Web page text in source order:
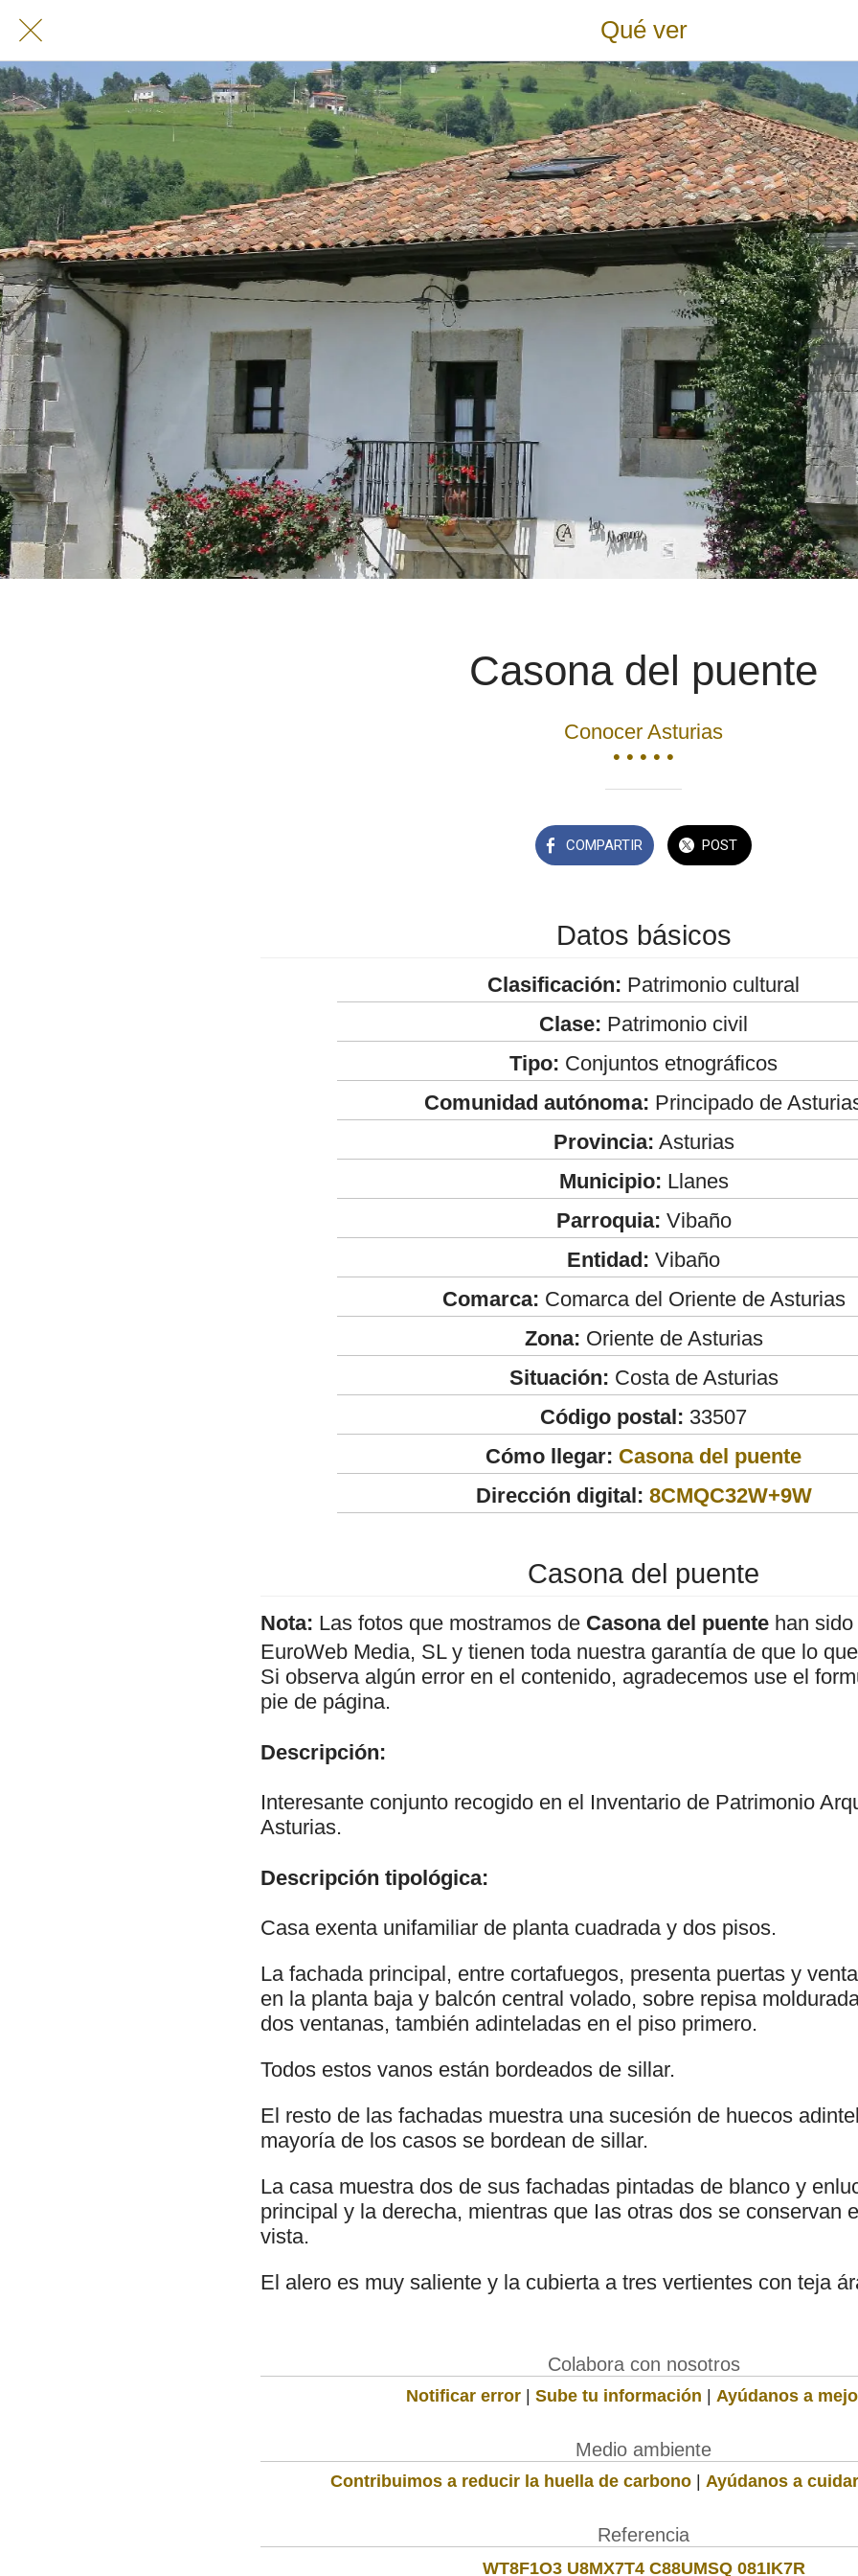
Qué ver
Casona del puente
Conocer Asturias
• • • • •
COMPARTIR POST
Datos básicos
Clasificación: Patrimonio cultural
Clase: Patrimonio civil
Tipo: Conjuntos etnográficos
Comunidad autónoma: Principado de
Provincia: Asturias
Municipio: Llanes
Parroquia: Vibaño
Entidad: Vibaño
Comarca: Comarca del Oriente de Asturias
Zona: Oriente de Asturias
Situación: Costa de Asturias
Código postal: 33507
Cómo llegar: Casona del puente
Dirección digital: 8CMQC32W+9W
Casona del puente
Nota: Las fotos que mostramos de Casona del puente han
EuroWeb Media, SL y tienen toda nuestra garantía de que lo
Si observa algún error en el contenido, agradecemos use el
pie de página.
Descripción:
Interesante conjunto recogido en el Inventario de Patrimonio
Asturias.
Descripción tipológica:
Casa exenta unifamiliar de planta cuadrada y dos pisos.
La fachada principal, entre cortafuegos, presenta puertas y
en la planta baja y balcón central volado, sobre repisa
dos ventanas, también adinteladas en el piso primero.
Todos estos vanos están bordeados de sillar.
El resto de las fachadas muestra una sucesión de huecos
mayoría de los casos se bordean de sillar.
La casa muestra dos de sus fachadas pintadas de blanco y
principal y la derecha, mientras que Ias otras dos se conservan
vista.
El alero es muy saliente y la cubierta a tres vertientes con teja
Colabora con nosotros
Notificar error | Sube tu información | Ayúdanos a
Medio ambiente
Contribuimos a reducir la huella de carbono | Ayúdanos a
Referencia
WT8F1O3 U8MX7T4 C88UMSQ 081IK7R